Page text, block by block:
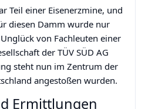
Teil einer Eisenerzmine, und
diesen Damm wurde nur
von Fachleuten einer
der TÜV SÜD AG
steht nun im Zentrum der
angestoßen wurden.
Ermittlungen